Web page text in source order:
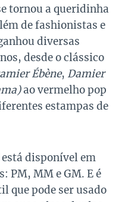
tornou a queridinha
de fashionistas e
diversas
desde o clássico
Ébène, Damier
ao vermelho pop
estampas de
disponível em
PM, MM e GM. E é
que pode ser usado